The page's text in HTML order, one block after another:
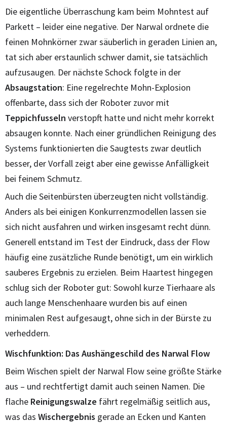
Die eigentliche Überraschung kam beim Mohntest auf
Parkett – leider eine negative. Der Narwal ordnete die
feinen Mohnkörner zwar säuberlich in geraden Linien an,
tat sich aber erstaunlich schwer damit, sie tatsächlich
aufzusaugen. Der nächste Schock folgte in der
Absaugstation: Eine regelrechte Mohn-Explosion
offenbarte, dass sich der Roboter zuvor mit
Teppichfusseln verstopft hatte und nicht mehr korrekt
absaugen konnte. Nach einer gründlichen Reinigung des
Systems funktionierten die Saugtests zwar deutlich
besser, der Vorfall zeigt aber eine gewisse Anfälligkeit
bei feinem Schmutz.
Auch die Seitenbürsten überzeugten nicht vollständig.
Anders als bei einigen Konkurrenzmodellen lassen sie
sich nicht ausfahren und wirken insgesamt recht dünn.
Generell entstand im Test der Eindruck, dass der Flow
häufig eine zusätzliche Runde benötigt, um ein wirklich
sauberes Ergebnis zu erzielen. Beim Haartest hingegen
schlug sich der Roboter gut: Sowohl kurze Tierhaare als
auch lange Menschenhaare wurden bis auf einen
minimalen Rest aufgesaugt, ohne sich in der Bürste zu
verheddern.
Wischfunktion: Das Aushängeschild des Narwal Flow
Beim Wischen spielt der Narwal Flow seine größte Stärke
aus – und rechtfertigt damit auch seinen Namen. Die
flache Reinigungswalze fährt regelmäßig seitlich aus,
was das Wischergebnis gerade an Ecken und Kanten